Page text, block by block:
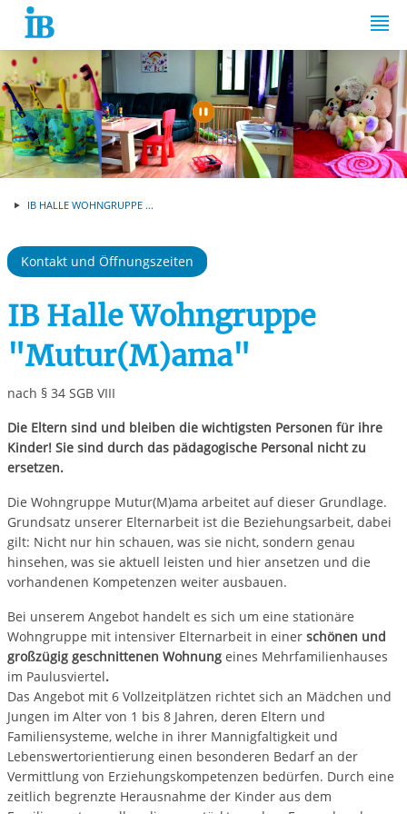
Springe zum Inhalt
Automatische
IB HALLE WOHNGRUPPE ...
Kontakt und Öffnungszeiten
IB Halle Wohngruppe
"Mutur(M)ama"
nach § 34 SGB VIII
Die Eltern sind und bleiben die wichtigsten Personen für ihre
Kinder! Sie sind durch das pädagogische Personal nicht zu
ersetzen.
Die Wohngruppe Mutur(M)ama arbeitet auf dieser Grundlage.
Grundsatz unserer Elternarbeit ist die Beziehungsarbeit, dabei
gilt: Nicht nur hin schauen, was sie nicht, sondern genau
hinsehen, was sie aktuell leisten und hier ansetzen und die
vorhandenen Kompetenzen weiter ausbauen.
Bei unserem Angebot handelt es sich um eine stationäre
Wohngruppe mit intensiver Elternarbeit in einer schönen und
großzügig geschnittenen Wohnungeines Mehrfamilienhauses
im Paulusviertel.
Das Angebot mit 6 Vollzeitplätzen richtet sich an Mädchen und
Jungen im Alter von 1 bis 8 Jahren, deren Eltern und
Familiensysteme, welche in ihrer Mannigfaltigkeit und
Lebenswertorientierung einen besonderen Bedarf an der
Vermittlung von Erziehungskompetenzen bedürfen. Durch eine
zeitlich begrenzte Herausnahme der Kinder aus dem